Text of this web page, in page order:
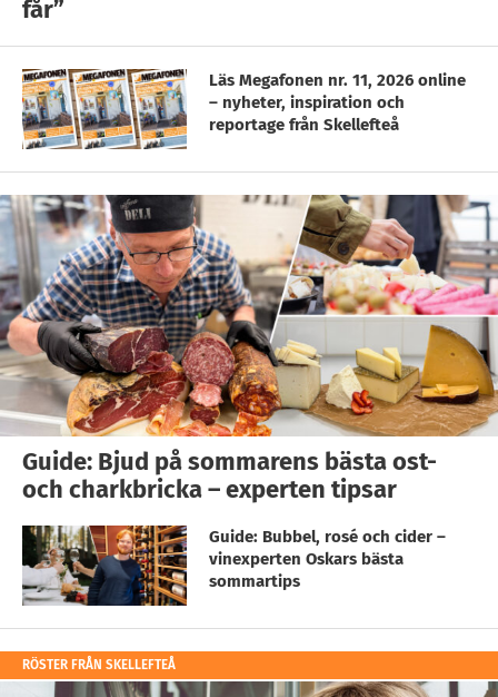
får”
Läs Megafonen nr. 11, 2026 online
– nyheter, inspiration och
reportage från Skellefteå
Guide: Bjud på sommarens bästa ost-
och charkbricka – experten tipsar
Guide: Bubbel, rosé och cider –
vinexperten Oskars bästa
sommartips
RÖSTER FRÅN SKELLEFTEÅ